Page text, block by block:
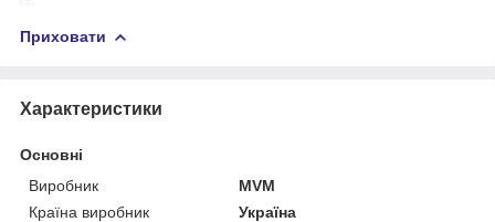
Приховати
Характеристики
Основні
Виробник
MVM
Країна виробник
Україна